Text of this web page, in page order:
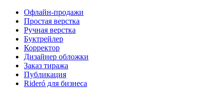
Офлайн-продажи
Простая верстка
Ручная верстка
Буктрейлер
Корректор
Дизайнер обложки
Заказ тиража
Публикация
Rideró для бизнеса